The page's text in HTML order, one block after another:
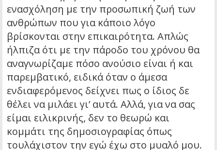
ενασχόληση με την προσωπική ζωή των
ανθρώπων που για κάποιο λόγο
βρίσκονται στην επικαιρότητα. Απλώς
ήλπιζα ότι με την πάροδο του χρόνου θα
αναγνωρίζαμε πόσο ανούσιο είναι ή και
παρεμβατικό, ειδικά όταν ο άμεσα
ενδιαφερόμενος δείχνει πως ο ίδιος δε
θέλει να μιλάει γι’ αυτά. Αλλά, για να σας
είμαι ειλικρινής, δεν το θεωρώ και
κομμάτι της δημοσιογραφίας όπως
τουλάχιστον την εγώ έχω στο μυαλό μου.